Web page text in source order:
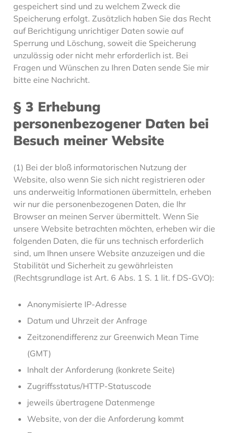
gespeichert sind und zu welchem Zweck die
Speicherung erfolgt. Zusätzlich haben Sie das Recht
auf Berichtigung unrichtiger Daten sowie auf
Sperrung und Löschung, soweit die Speicherung
unzulässig oder nicht mehr erforderlich ist. Bei
Fragen und Wünschen zu Ihren Daten sende Sie mir
bitte eine Nachricht.
§ 3 Erhebung
personenbezogener Daten bei
Besuch meiner Website
(1) Bei der bloß informatorischen Nutzung der
Website, also wenn Sie sich nicht registrieren oder
uns anderweitig Informationen übermitteln, erheben
wir nur die personenbezogenen Daten, die Ihr
Browser an meinen Server übermittelt. Wenn Sie
unsere Website betrachten möchten, erheben wir die
folgenden Daten, die für uns technisch erforderlich
sind, um Ihnen unsere Website anzuzeigen und die
Stabilität und Sicherheit zu gewährleisten
(Rechtsgrundlage ist Art. 6 Abs. 1 S. 1 lit. f DS-GVO):
Anonymisierte IP-Adresse
Datum und Uhrzeit der Anfrage
Zeitzonendifferenz zur Greenwich Mean Time
(GMT)
Inhalt der Anforderung (konkrete Seite)
Zugriffsstatus/HTTP-Statuscode
jeweils übertragene Datenmenge
Website, von der die Anforderung kommt